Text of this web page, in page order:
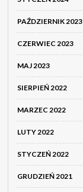
PAŹDZIERNIK 2023
CZERWIEC 2023
MAJ 2023
SIERPIEŃ 2022
MARZEC 2022
LUTY 2022
STYCZEŃ 2022
GRUDZIEŃ 2021